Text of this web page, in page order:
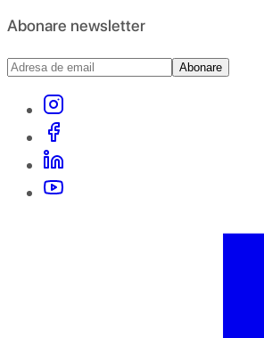
Abonare newsletter
Abonare